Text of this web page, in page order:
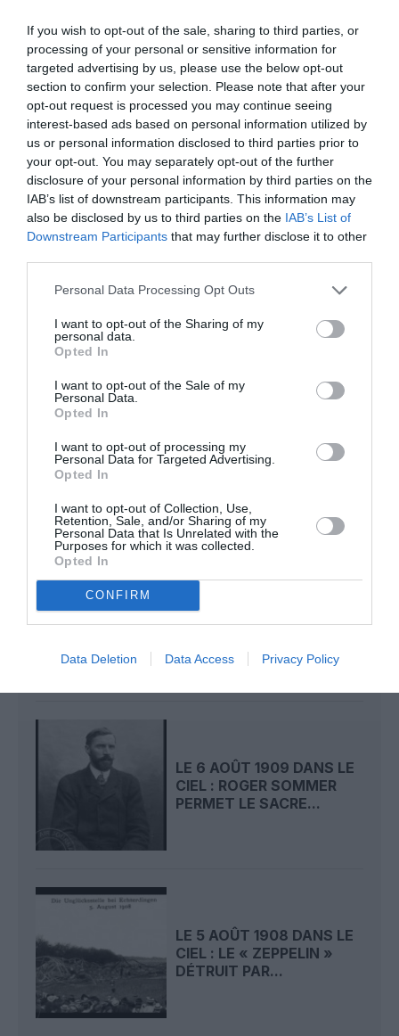
If you wish to opt-out of the sale, sharing to third parties, or
processing of your personal or sensitive information for
targeted advertising by us, please use the below opt-out
section to confirm your selection. Please note that after your
opt-out request is processed you may continue seeing
interest-based ads based on personal information utilized by
us or personal information disclosed to third parties prior to
your opt-out. You may separately opt-out of the further
disclosure of your personal information by third parties on the
IAB’s list of downstream participants. This information may
also be disclosed by us to third parties on the IAB’s List of
Downstream Participants that may further disclose it to other
Personal Data Processing Opt Outs
I want to opt-out of the Sharing of my
personal data.
Opted In
I want to opt-out of the Sale of my
Personal Data.
Opted In
I want to opt-out of processing my
Personal Data for Targeted Advertising.
Opted In
I want to opt-out of Collection, Use,
Retention, Sale, and/or Sharing of my
Personal Data that Is Unrelated with the
Purposes for which it was collected.
Opted In
CONFIRM
Data Deletion Data Access Privacy Policy
DERNIERS COMMENTAIRES
a commenté l'article :
Serge13a commenté l'article :
Pointe‑à‑Pitre – Panama City : Air France ouvre un pont
aérien vers l’Amérique latine
histoire de l'aviation
LIRE AUSSI
CIEL : ROGER SOMMER
FAIT ENCORE
LE 6 AOÛT 1909 DANS LE
CIEL : ROGER SOMMER
PERMET LE SACRE...
LE 5 AOÛT 1908 DANS LE
CIEL : LE « ZEPPELIN »
DÉTRUIT PAR...